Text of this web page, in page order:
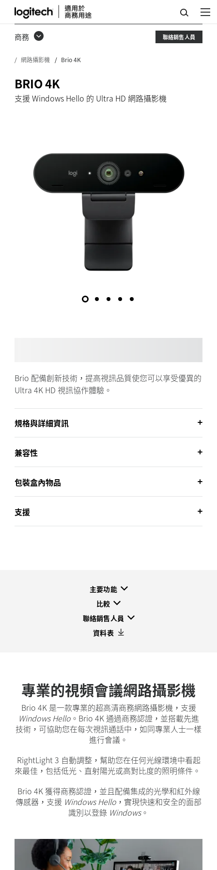
羅
技
BRIO
網
路
攝
商務 聯絡銷售人員
網路攝影機 Brio 4K
BRIO 4K
支援 Windows Hello 的 Ultra HD 網路攝影機
Brio 配備創新技術，提高視訊品質使您可以享受優異的
Ultra 4K HD 視訊協作體驗。
規格與詳細資訊
兼容性
包裝盒內物品
支援
主要功能
比較
聯絡銷售人員
資料表
專業的視頻會議網路攝影機
Brio 4K 是一款專業的超高清商務網路攝影機，支援
Windows Hello。Brio 4K 通過商務認證，並搭載先進
技術，可協助您在每次視訊通話中，如同專業人士一樣
進行會議。
RightLight 3 自動調整，幫助您在任何光線環境中看起
來最佳，包括低光、直射陽光或高對比度的照明條件。
Brio 4K 獲得商務認證，並且配備集成的光學和紅外線
傳感器，支援 Windows Hello ，實現快速和安全的面部
識別以登錄 Windows。